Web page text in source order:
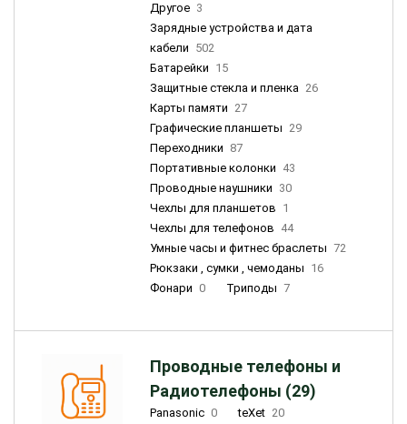
Другое 3
Зарядные устройства и дата
кабели 502
Батарейки 15
Защитные стекла и пленка 26
Карты памяти 27
Графические планшеты 29
Переходники 87
Портативные колонки 43
Проводные наушники 30
Чехлы для планшетов 1
Чехлы для телефонов 44
Умные часы и фитнес браслеты 72
Рюкзаки , сумки , чемоданы 16
Фонари 0 Триподы 7
Проводные телефоны и
Радиотелефоны (29)
Panasonic 0 teXet 20